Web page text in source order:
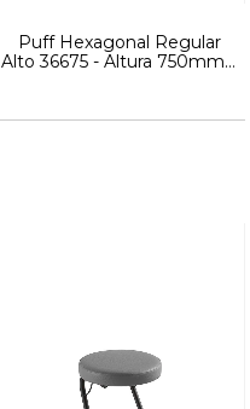
Puff Hexagonal Regular
Alto 36675 - Altura 750mm x
- Cavaletti